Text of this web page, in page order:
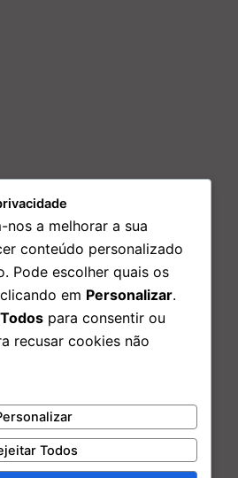
Brasilis, 17º andar Centro, Rio de
nos a melhorar a sua
conteúdo personalizado
Pode escolher quais os
em Personalizar.
para consentir ou
recusar cookies não
Todos